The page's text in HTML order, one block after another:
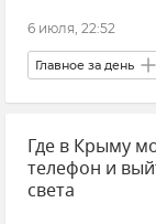
6 июля, 22:52
Главное за день
Атаки ВСУ
Великобритания
Землетрясение
Где в Крыму
телефон и
света